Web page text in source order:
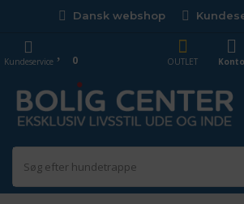
Dansk webshop
OUTLET
Konto
Kundeservice 0